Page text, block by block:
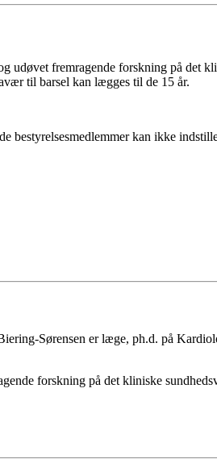
udøvet fremragende forskning på det
til barsel kan lægges til de 15 år.
bestyrelsesmedlemmer kan ikke
Sørensen er læge, ph.d. på
forskning på det kliniske